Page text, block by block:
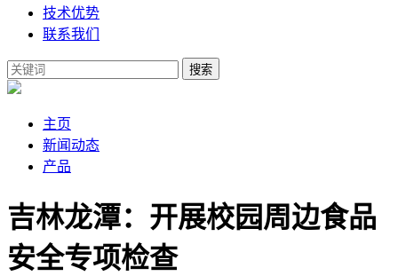
技术优势
联系我们
搜索
主页
新闻动态
产品
吉林龙潭：开展校园周边食品
安全专项检查